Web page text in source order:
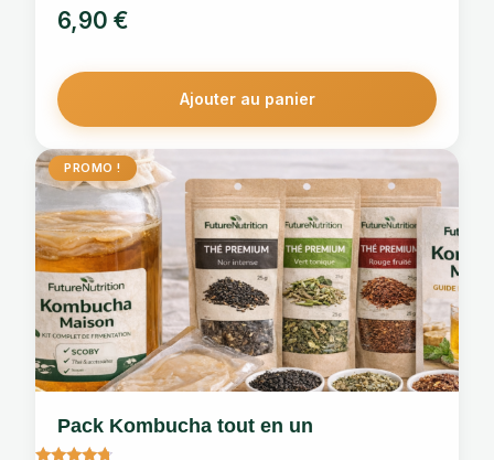
Note
4.67
sur 5
6,90 €
Ajouter au panier
PROMO !
Pack Kombucha tout en un